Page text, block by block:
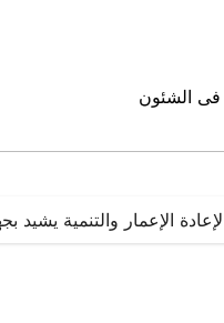
فى الشئون
لإعادة الإعمار والتنمية